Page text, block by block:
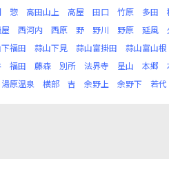
惣 高田山上 高屋 田口 竹原 多田
西河内 西原 野 野川 野原 延風
福田 蒜山下見 蒜山富掛田 蒜山富山根
福田 藤森 別所 法界寺 星山 本郷
湯原温泉 横部 吉 余野上 余野下 若代